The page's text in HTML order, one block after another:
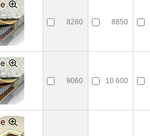
8260 8850
9060 10 600